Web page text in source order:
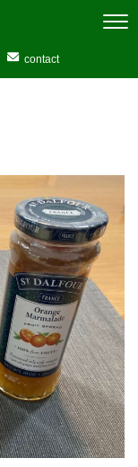
contact